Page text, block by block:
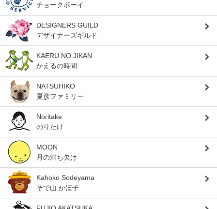
チョークボーイ
DESIGNERS GUILD
デザイナーズギルド
KAERU NO JIKAN
かえるの時間
NATSUHIKO
夏彦ファミリー
Noritake
のりたけ
MOON
月の満ち欠け
Kahoko Sodeyama
そで山 かほ子